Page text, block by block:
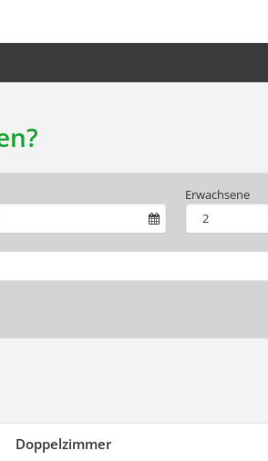
Erwachsene
Doppelzimmer